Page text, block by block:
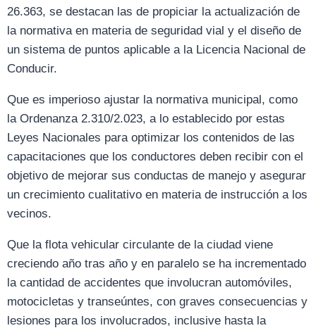
26.363, se destacan las de propiciar la actualización de
la normativa en materia de seguridad vial y el diseño de
un sistema de puntos aplicable a la Licencia Nacional de
Conducir.
Que es imperioso ajustar la normativa municipal, como
la Ordenanza 2.310/2.023, a lo establecido por estas
Leyes Nacionales para optimizar los contenidos de las
capacitaciones que los conductores deben recibir con el
objetivo de mejorar sus conductas de manejo y asegurar
un crecimiento cualitativo en materia de instrucción a los
vecinos.
Que la flota vehicular circulante de la ciudad viene
creciendo año tras año y en paralelo se ha incrementado
la cantidad de accidentes que involucran automóviles,
motocicletas y transeúntes, con graves consecuencias y
lesiones para los involucrados, inclusive hasta la